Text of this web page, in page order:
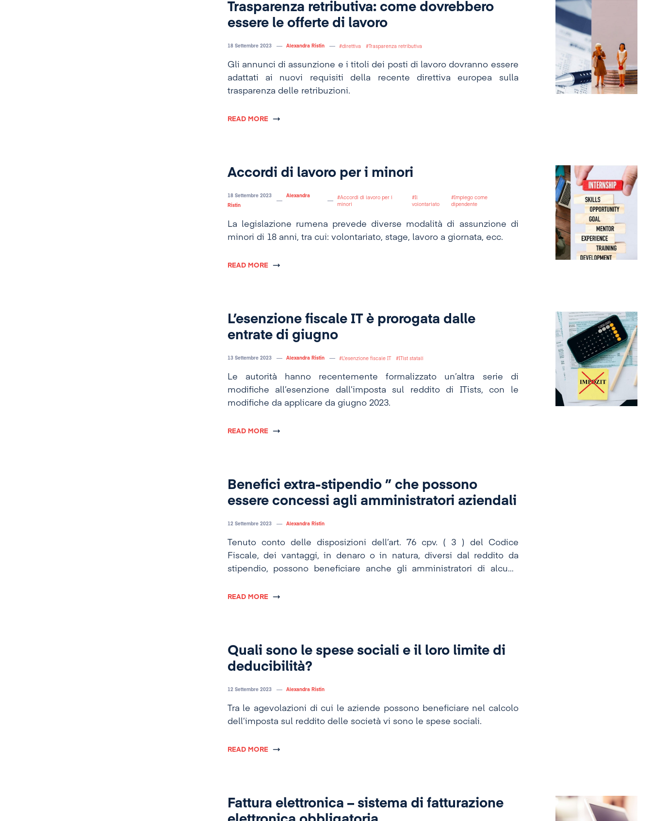
Trasparenza retributiva: come dovrebbero
essere le offerte di lavoro
18 Settembre 2023 Alexandra Ristin direttiva Trasparenza retributiva
Gli annunci di assunzione e i titoli dei posti di lavoro dovranno essere
adattati ai nuovi requisiti della recente direttiva europea sulla
trasparenza delle retribuzioni.
READ MORE
Accordi di lavoro per i minori
18 Settembre 2023
Alexandra
Ristin
Accordi di lavoro per i
minori
Il
volontariato
Impiego come
dipendente
La legislazione rumena prevede diverse modalità di assunzione di
minori di 18 anni, tra cui: volontariato, stage, lavoro a giornata, ecc.
READ MORE
L’esenzione fiscale IT è prorogata dalle
entrate di giugno
13 Settembre 2023 Alexandra Ristin L'esenzione fiscale IT ITist statali
Le autorità hanno recentemente formalizzato un’altra serie di
modifiche all’esenzione dall’imposta sul reddito di ITists, con le
modifiche da applicare da giugno 2023.
READ MORE
Benefici extra-stipendio ” che possono
essere concessi agli amministratori aziendali
12 Settembre 2023 Alexandra Ristin
Tenuto conto delle disposizioni dell’art. 76 cpv. ( 3 ) del Codice
Fiscale, dei vantaggi, in denaro o in natura, diversi dal reddito da
stipendio, possono beneficiare anche gli amministratori di alcune
READ MORE
Quali sono le spese sociali e il loro limite di
deducibilità?
12 Settembre 2023 Alexandra Ristin
Tra le agevolazioni di cui le aziende possono beneficiare nel calcolo
dell’imposta sul reddito delle società vi sono le spese sociali.
READ MORE
Fattura elettronica – sistema di fatturazione